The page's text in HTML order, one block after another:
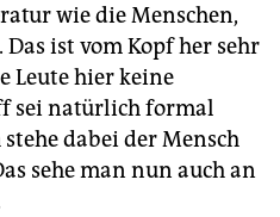
wie die Menschen,
ist vom Kopf her sehr
Leute hier keine
sei natürlich formal
dabei der Mensch
sehe man nun auch an